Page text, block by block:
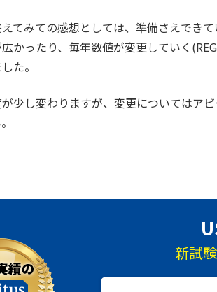
てみての感想としては、準備さえでき
かったり、毎年数値が変更していく
た。
少し変わりますが、変更についてはア
新試